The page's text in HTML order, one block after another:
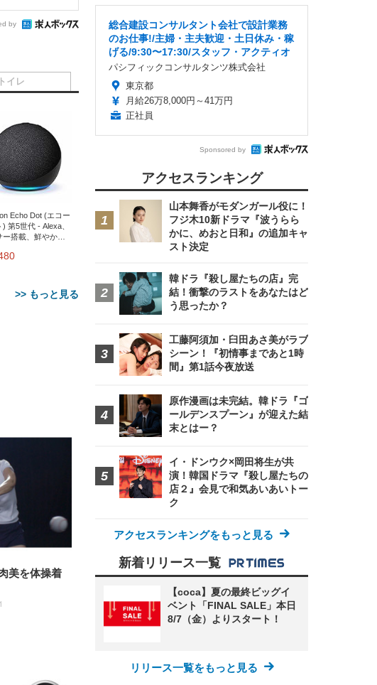
by
Echo Dot (エコー
) 第5世代 - Alexa、
ー搭載、鮮やかな
>> もっと見る
クチェア 肘なし メ
通気性 ランバーサ
付き 腰サポート ガ
段階昇降 360度回
スター付き コンパ
52×奥行58.5×高さ
テレワーク 在
ブラック
SHOOTER
24” Essential ゲ
ー QD 24.5インチ
ドット 残像低減 (3
証 | 日本メーカー)
イレ
超厚型 お徳用 レギ
200枚入
限定】
美を体操着
総合建設コンサルタント会社で設計業務
のお仕事!/主婦・主夫歓迎・土日休み・稼
げる/9:30〜17:30/スタッフ・アクティオ
パシフィックコンサルタンツ株式会社
東京都
月給26万8,000円～41万円
正社員
Sponsored by
アクセスランキング
山本舞香がモダンガール役に！
フジ木10新ドラマ『波うらら
かに、めおと日和』の追加キャ
スト決定
韓ドラ『殺し屋たちの店』完
結！衝撃のラストをあなたはど
う思ったか？
工藤阿須加・臼田あさ美がラブ
シーン！『初情事まであと1時
間』第1話今夜放送
原作漫画は未完結。韓ドラ『ゴ
ールデンスプーン』が迎えた結
末とはー？
イ・ドンウク×岡田将生が共
演！韓国ドラマ『殺し屋たちの
店２』会見で和気あいあいトー
ク
アクセスランキングをもっと見る
新着リリース一覧
【coca】夏の最終ビッグイ
ベント「FINAL SALE」本日
8/7（金）よりスタート！
リリース一覧をもっと見る